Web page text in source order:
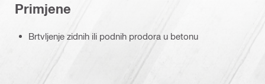
Primjene
Brtvljenje zidnih ili podnih prodora u betonu